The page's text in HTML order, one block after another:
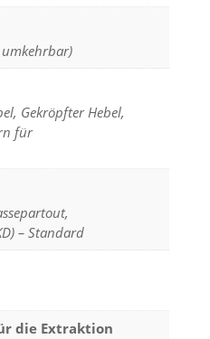
Gekröpfter Hebel,
für
– Standard
die Extraktion